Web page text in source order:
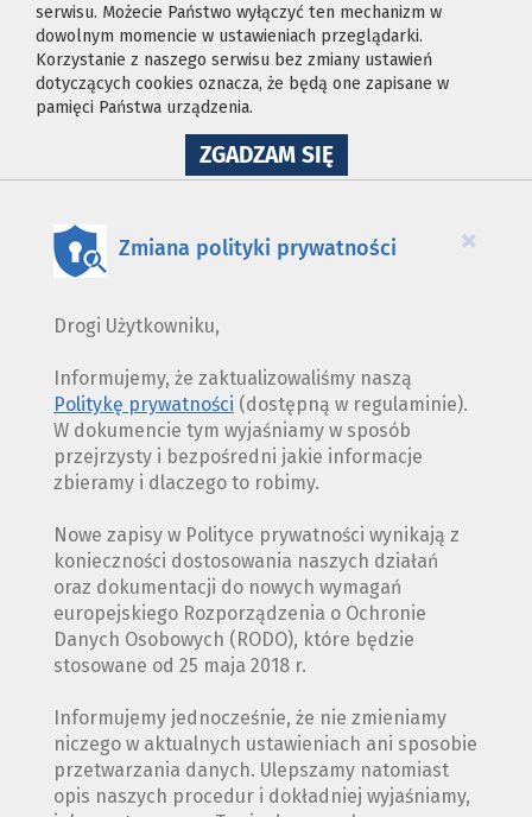
serwisu. Możecie Państwo wyłączyć ten mechanizm w
dowolnym momencie w ustawieniach przeglądarki.
Korzystanie z naszego serwisu bez zmiany ustawień
dotyczących cookies oznacza, że będą one zapisane w
pamięci Państwa urządzenia.
ZGADZAM SIĘNA
WYKORZYSTANIE
×
Zmiana polityki prywatności
Drogi Użytkowniku,
Informujemy, że zaktualizowaliśmy naszą
Politykę prywatności (dostępną w regulaminie).
W dokumencie tym wyjaśniamy w sposób
przejrzysty i bezpośredni jakie informacje
zbieramy i dlaczego to robimy.
Nowe zapisy w Polityce prywatności wynikają z
konieczności dostosowania naszych działań
oraz dokumentacji do nowych wymagań
europejskiego Rozporządzenia o Ochronie
Danych Osobowych (RODO), które będzie
stosowane od 25 maja 2018 r.
Informujemy jednocześnie, że nie zmieniamy
niczego w aktualnych ustawieniach ani sposobie
przetwarzania danych. Ulepszamy natomiast
opis naszych procedur i dokładniej wyjaśniamy,